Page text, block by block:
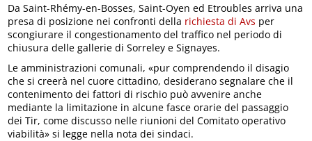
Da Saint-Rhémy-en-Bosses, Saint-Oyen ed Etroubles arriva una
presa di posizione nei confronti della richiesta di Avs per
scongiurare il congestionamento del traffico nel periodo di
chiusura delle gallerie di Sorreley e Signayes.
Le amministrazioni comunali, «pur comprendendo il disagio
che si creerà nel cuore cittadino, desiderano segnalare che il
contenimento dei fattori di rischio può avvenire anche
mediante la limitazione in alcune fasce orarie del passaggio
dei Tir, come discusso nelle riunioni del Comitato operativo
viabilità» si legge nella nota dei sindaci.